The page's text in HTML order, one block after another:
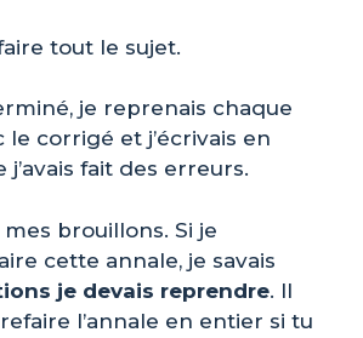
tout le sujet.
je reprenais chaque
le corrigé et j’écrivais en
fait des erreurs.
brouillons. Si je
cette annale, je savais
je devais reprendre. Il
l’annale en entier si tu